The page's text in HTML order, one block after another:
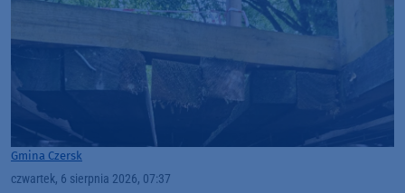
Gmina Czersk
czwartek, 6 sierpnia 2026, 07:37